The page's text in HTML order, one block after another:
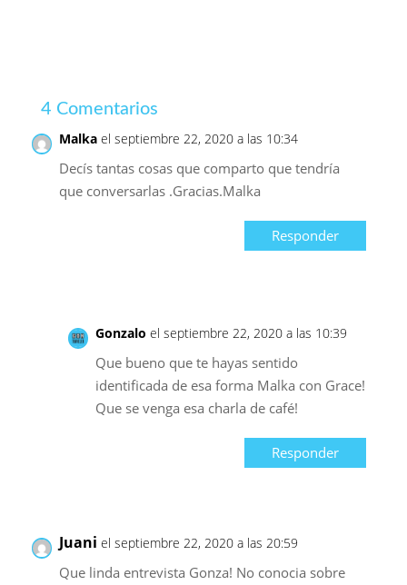
4 Comentarios
Malka el septiembre 22, 2020 a las 10:34
Decís tantas cosas que comparto que tendría
que conversarlas .Gracias.Malka
Responder
Gonzalo el septiembre 22, 2020 a las 10:39
Que bueno que te hayas sentido
identificada de esa forma Malka con Grace!
Que se venga esa charla de café!
Responder
Juani el septiembre 22, 2020 a las 20:59
Que linda entrevista Gonza! No conocia sobre